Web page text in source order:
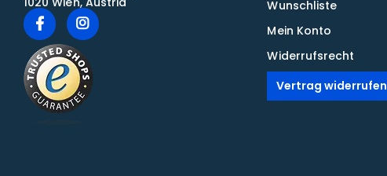
Wunschliste
Mein Konto
Widerrufsrecht
Vertrag widerrufen